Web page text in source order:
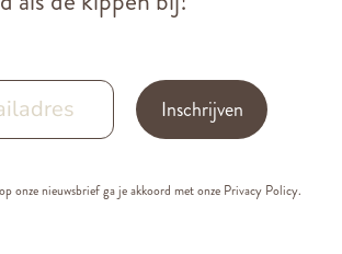
Inschrijven
onze nieuwsbrief ga je akkoord met onze Privacy Policy.